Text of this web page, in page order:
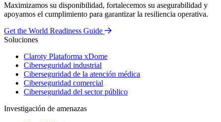
Maximizamos su disponibilidad, fortalecemos su asegurabilidad y
apoyamos el cumplimiento para garantizar la resiliencia operativa.
Get the World Readiness Guide
Soluciones
Claroty Plataforma xDome
Ciberseguridad industrial
Ciberseguridad de la atención médica
Ciberseguridad comercial
Ciberseguridad del sector público
Investigación de amenazas